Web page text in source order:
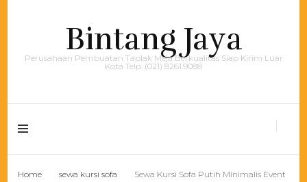
Bintang Jaya
Perusahaan Pembuatan Taplak Meja Berkualitas Siap Kirim Luar
Kota Telp. (021) 8261.9088
Home sewa kursi sofa
Sewa Kursi Sofa Putih Minimalis Event